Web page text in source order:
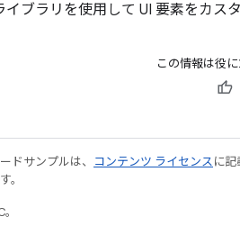
イブラリを使用して UI 要素をカス
この情報は役
ドサンプルは、 コンテンツ ライセンスに
。